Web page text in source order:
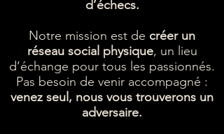
d’échecs.
Notre mission est de créer un
réseau social physique, un lieu
d’échange pour tous les passionnés.
Pas besoin de venir accompagné :
venez seul, nous vous trouverons un
adversaire.